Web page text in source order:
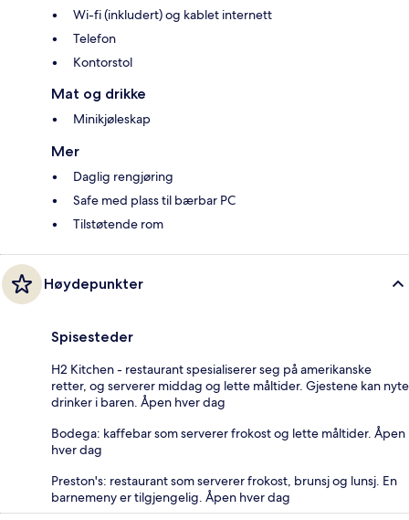
Wi-fi (inkludert) og kablet internett
Telefon
Kontorstol
Mat og drikke
Minikjøleskap
Mer
Daglig rengjøring
Safe med plass til bærbar PC
Tilstøtende rom
Høydepunkter
Spisesteder
H2 Kitchen - restaurant spesialiserer seg på amerikanske
retter, og serverer middag og lette måltider. Gjestene kan nyte
drinker i baren. Åpen hver dag
Bodega: kaffebar som serverer frokost og lette måltider. Åpen
hver dag
Preston's: restaurant som serverer frokost, brunsj og lunsj. En
barnemeny er tilgjengelig. Åpen hver dag